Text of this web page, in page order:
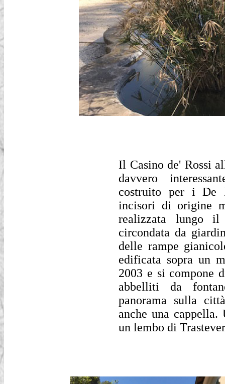
Il Casino de' Rossi
davvero
costruito per i De
incisori di origine
realizzata lungo
circondata da
delle rampe
edificata sopra un
2003 e si compone
abbelliti da
panorama sulla
anche una cappella.
un lembo di